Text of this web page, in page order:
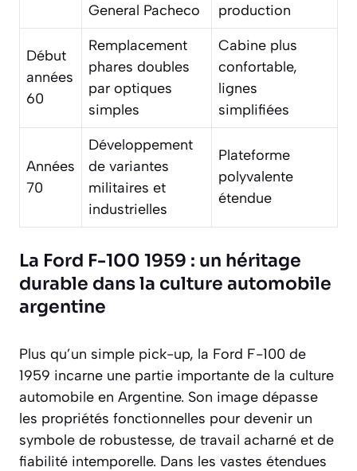
General Pacheco
production
Début
années
60
Remplacement
phares doubles
par optiques
simples
Cabine plus
confortable,
lignes
simplifiées
Années
70
Développement
de variantes
militaires et
industrielles
Plateforme
polyvalente
étendue
La Ford F-100 1959 : un héritage
durable dans la culture automobile
argentine
Plus qu’un simple pick-up, la Ford F-100 de
1959 incarne une partie importante de la culture
automobile en Argentine. Son image dépasse
les propriétés fonctionnelles pour devenir un
symbole de robustesse, de travail acharné et de
fiabilité intemporelle. Dans les vastes étendues